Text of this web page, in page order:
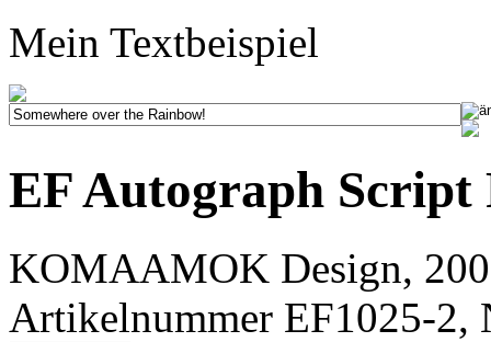
Mein Textbeispiel
EF Autograph Script
KOMAAMOK Design,
Artikelnummer EF1025-2,